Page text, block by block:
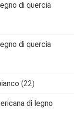
di quercia
di quercia
(22)
di legno